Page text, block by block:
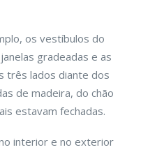
os vestíbulos do
gradeadas e as
três lados diante dos
de madeira, do chão
estavam fechadas.
interior e no exterior